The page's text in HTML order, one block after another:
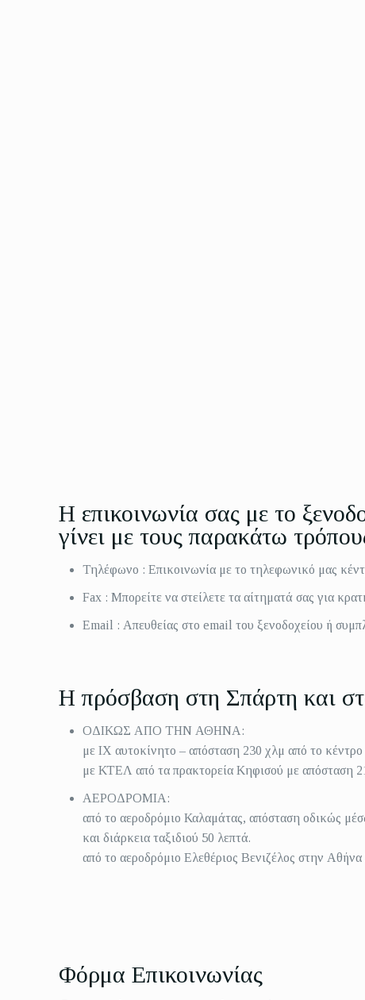
Η επικοινωνία σας με το
γίνει με τους παρακάτω
Τηλέφωνο : Επικοινωνία με το τηλεφωνικό μας
Fax : Μπορείτε να στείλετε τα αίτηματά σας για
Email : Απευθείας στο email του ξενοδοχείου ή
Η πρόσβαση στη Σπάρτη και
ΟΔΙΚΩΣ ΑΠΟ ΤΗΝ ΑΘΗΝΑ:
με ΙΧ αυτοκίνητο – απόσταση 230 χλμ από το
με ΚΤΕΛ από τα πρακτορεία Κηφισού με απόσταση
ΑΕΡΟΔΡΟΜΙΑ:
από το αεροδρόμιο Καλαμάτας, απόσταση οδικώς
και διάρκεια ταξιδιού 50 λεπτά.
από το αεροδρόμιο Ελεθέριος Βενιζέλος στην
Φόρμα Επικοινωνίας